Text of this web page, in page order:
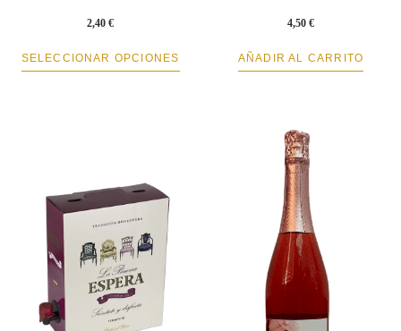
2,40 €
SELECCIONAR OPCIONES
4,50 €
AÑADIR AL CARRITO